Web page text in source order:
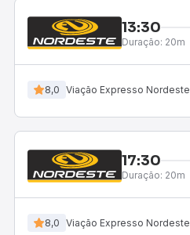
13:30
Duração: 20m
8,0 Viação Expresso Nordeste
17:30
Duração: 20m
8,0 Viação Expresso Nordeste